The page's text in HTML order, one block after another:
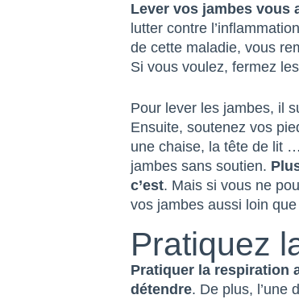
Lever vos jambes vous
lutter contre
de cette maladie, vous
Si vous voulez, fermez
Pour lever les jambes, il
Ensuite, soutenez vos
une chaise, la tête de lit
jambes sans soutien.
c’est. Mais si vous ne
vos jambes aussi loin
Pratiquez
Pratiquer la respiration
détendre. De plus, l’une